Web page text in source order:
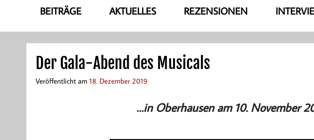
BEITRÄGE AKTUELLES REZENSIONEN
Der Gala-Abend des Musicals
Veröffentlicht am 18. Dezember 2019
…in Oberhausen am 10. November